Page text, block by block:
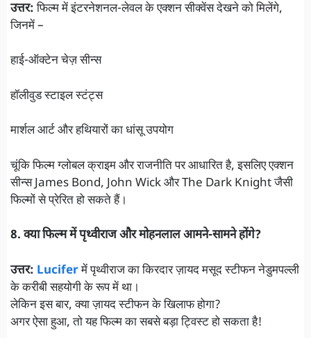
उत्तर:फिल्म में इंटरनेशनल-लेवल के एक्शन सीक्वेंस देखने को मिलेंगे,
जिनमें –
हाई-ऑक्टेन चेज़ सीन्स
हॉलीवुड स्टाइल स्टंट्स
मार्शल आर्ट और हथियारों का धांसू उपयोग
चूंकि फिल्म ग्लोबल क्राइम और राजनीति पर आधारित है, इसलिए एक्शन
सीन्स James Bond, John Wick और The Dark Knight जैसी
फिल्मों से प्रेरित हो सकते हैं।
8. क्या फिल्म में पृथ्वीराज और मोहनलाल आमने-सामने होंगे?
उत्तर: Luciferमें पृथ्वीराज का किरदार ज़ायद मसूद स्टीफन नेडुमपल्ली
के करीबी सहयोगी के रूप में था।
लेकिन इस बार, क्या ज़ायद स्टीफन के खिलाफ होगा?
अगर ऐसा हुआ, तो यह फिल्म का सबसे बड़ा ट्विस्ट हो सकता है!